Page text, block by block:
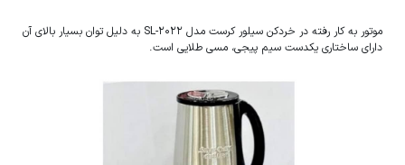
موتور به کار رفته در خردکن سیلور کرست مدل SL-2022 به دلیل توان بسیار بالای آن
دارای ساختاری یکدست سیم پیجی، مسی طلایی است.